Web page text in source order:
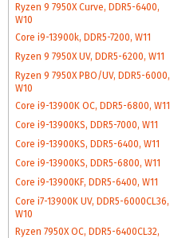
Ryzen 9 7950X Curve, DDR5-6400,
W10
Core i9-13900k, DDR5-7200, W11
Ryzen 9 7950X UV, DDR5-6200, W11
Ryzen 9 7950X PBO/UV, DDR5-6000,
W10
Core i9-13900K OC, DDR5-6800, W11
Core i9-13900KS, DDR5-7000, W11
Core i9-13900KS, DDR5-6400, W11
Core i9-13900KS, DDR5-6800, W11
Core i9-13900KF, DDR5-6400, W11
Core i7-13900K UV, DDR5-6000CL36,
W10
Ryzen 7950X OC, DDR5-6400CL32,